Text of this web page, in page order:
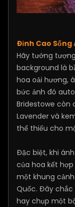
Đỉnh Cao Sống
Hãy tưởng
background là
hoa oải hương,
bức ảnh đó
Bridestowe còn
Lavender và
thể thiếu cho
Đặc biệt, khi
của hoa kết
một khung
Quốc. Đây chắc
hay chụp một